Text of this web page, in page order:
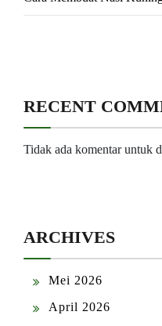
RECENT
Tidak ada komentar untuk
ARCHIVES
Mei 2026
April 2026